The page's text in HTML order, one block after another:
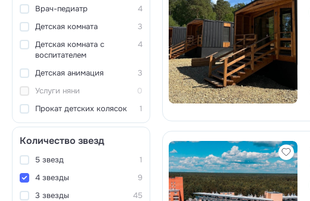
Врач-педиатр
4
Детская комната
3
Детская комната с
воспитателем
4
Детская анимация
3
Услуги няни
0
Прокат детских колясок
1
Количество звезд
5 звезд
1
4 звезды
9
3 звезды
45